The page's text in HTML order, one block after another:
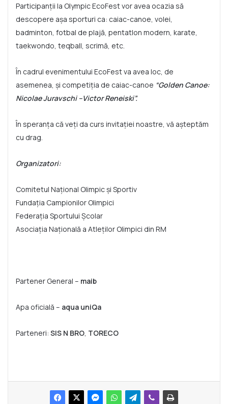
Participanții la Olympic EcoFest vor avea ocazia să
descopere așa sporturi ca: caiac-canoe, volei,
badminton, fotbal de plajă, pentatlon modern, karate,
taekwondo, teqball, scrimă, etc.
În cadrul evenimentului EcoFest va avea loc, de
asemenea, și competiția de caiac-canoe “Golden Canoe:
Nicolae Juravschi –Victor Reneiski”.
În speranța că veți da curs invitației noastre, vă așteptăm
cu drag.
Organizatori:
Comitetul Național Olimpic și Sportiv
Fundația Campionilor Olimpici
Federația Sportului Școlar
Asociația Națională a Atleților Olimpici din RM
Partener General – maib
Apa oficială – aqua uniQa
Parteneri: SIS N BRO, TORECO